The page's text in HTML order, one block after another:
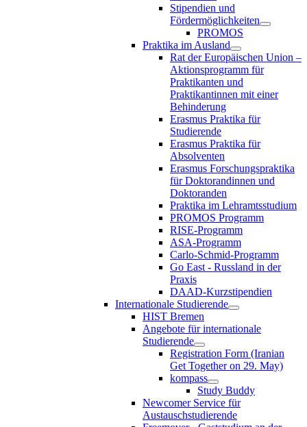
Stipendien und
Fördermöglichkeiten
PROMOS
Praktika im Ausland
Rat der Europäischen Union –
Aktionsprogramm für
Praktikanten und
Praktikantinnen mit einer
Behinderung
Erasmus Praktika für
Studierende
Erasmus Praktika für
Absolventen
Erasmus Forschungspraktika
für Doktorandinnen und
Doktoranden
Praktika im Lehramtsstudium
PROMOS Programm
RISE-Programm
ASA-Programm
Carlo-Schmid-Programm
Go East - Russland in der
Praxis
DAAD-Kurzstipendien
Internationale Studierende
HIST Bremen
Angebote für internationale
Studierende
Registration Form (Iranian
Get Together on 29. May)
kompass
Study Buddy
Newcomer Service für
Austauschstudierende